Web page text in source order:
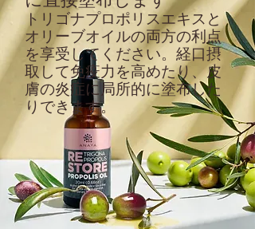
トリゴナプロポリスエキスと
オリーブオイルの両方の利点
を享受してください。経口摂
取して免疫力を高めたり、皮
膚の炎症に局所的に塗布した
りできます。